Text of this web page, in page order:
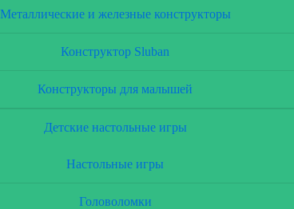
Металлические и железные конструкторы
Конструктор Sluban
Конструкторы для малышей
Детские настольные игры
Настольные игры
Головоломки